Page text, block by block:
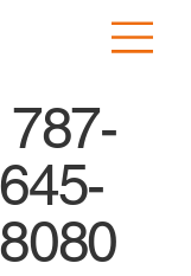
787-
645-
8080